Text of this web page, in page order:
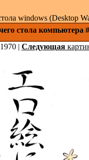
windows (Desktop
стола компьютера
| Следующая